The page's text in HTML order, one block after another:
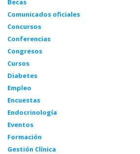
Comunicados oficiales
Concursos
Conferencias
Congresos
Cursos
Diabetes
Empleo
Encuestas
Endocrinología
Eventos
Formación
Gestión Clínica